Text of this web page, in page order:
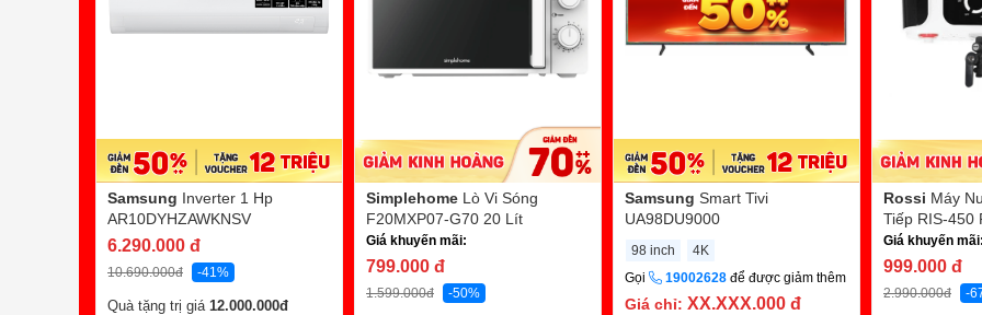
Samsung Inverter 1 Hp
AR10DYHZAWKNSV
6.290.000 đ
10.690.000đ -41%
Quà tặng trị giá 12.000.000đ
Simplehome Lò Vi Sóng
F20MXP07-G70 20 Lít
Giá khuyến mãi:
799.000 đ
1.599.000đ -50%
Samsung Smart Tivi
UA98DU9000
98 inch
4K
Gọi
19002628 để được giảm thêm
Giá chỉ: XX.XXX.000 đ
Rossi Máy
Tiếp RIS-450
Giá khuyến mãi:
999.000 đ
2.990.000đ -